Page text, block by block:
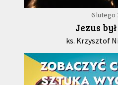
6 lutego
Jezus
ks. Krzysztof